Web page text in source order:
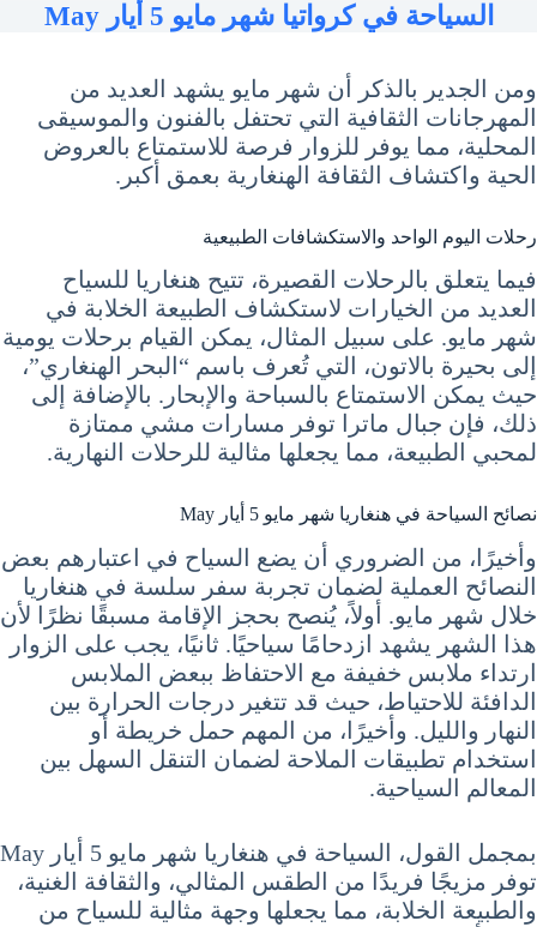
السياحة في كرواتيا شهر مايو 5 أيار May
ومن الجدير بالذكر أن شهر مايو يشهد العديد من
المهرجانات الثقافية التي تحتفل بالفنون والموسيقى
المحلية، مما يوفر للزوار فرصة للاستمتاع بالعروض
الحية واكتشاف الثقافة الهنغارية بعمق أكبر.
رحلات اليوم الواحد والاستكشافات الطبيعية
فيما يتعلق بالرحلات القصيرة، تتيح هنغاريا للسياح
العديد من الخيارات لاستكشاف الطبيعة الخلابة في
شهر مايو. على سبيل المثال، يمكن القيام برحلات يومية
إلى بحيرة بالاتون، التي تُعرف باسم “البحر الهنغاري”،
حيث يمكن الاستمتاع بالسباحة والإبحار. بالإضافة إلى
ذلك، فإن جبال ماترا توفر مسارات مشي ممتازة
لمحبي الطبيعة، مما يجعلها مثالية للرحلات النهارية.
نصائح السياحة في هنغاريا شهر مايو 5 أيار May
وأخيرًا، من الضروري أن يضع السياح في اعتبارهم بعض
النصائح العملية لضمان تجربة سفر سلسة في هنغاريا
خلال شهر مايو. أولاً، يُنصح بحجز الإقامة مسبقًا نظرًا لأن
هذا الشهر يشهد ازدحامًا سياحيًا. ثانيًا، يجب على الزوار
ارتداء ملابس خفيفة مع الاحتفاظ ببعض الملابس
الدافئة للاحتياط، حيث قد تتغير درجات الحرارة بين
النهار والليل. وأخيرًا، من المهم حمل خريطة أو
استخدام تطبيقات الملاحة لضمان التنقل السهل بين
المعالم السياحية.
بمجمل القول، السياحة في هنغاريا شهر مايو 5 أيار May
توفر مزيجًا فريدًا من الطقس المثالي، والثقافة الغنية،
والطبيعة الخلابة، مما يجعلها وجهة مثالية للسياح من